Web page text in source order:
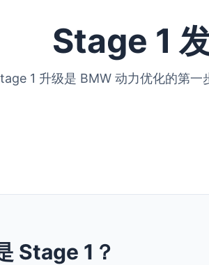
Stage 1
1 升级是 BMW 动力优化的第一
Stage 1？